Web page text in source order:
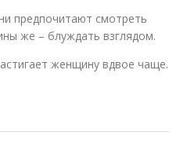
предпочитают смотреть
же – блуждать взглядом.
женщину вдвое чаще.